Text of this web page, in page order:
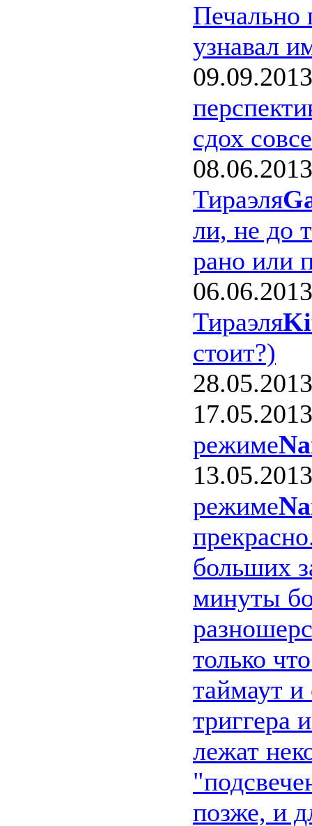
Печально
узнавал
09.09.2013
сдох
08.06.2013
Тираэля
ли, не до
рано или
06.06.2013
Тираэля
стоит?)
28.05.2013
17.05.2013
режиме
13.05.2013
режиме
больших
минуты
только
таймаут
триггера
лежат
позже, и